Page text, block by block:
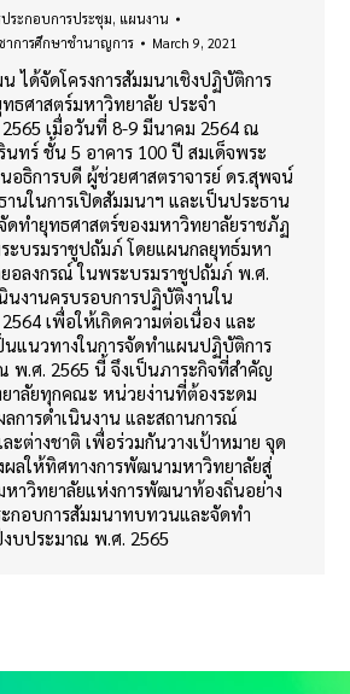
ประกอบการประชุม, แผนงาน
การศึกษาชำนาญการ March 9, 2021
ได้จัดโครงการสัมมนาเชิงปฏิบัติการ
ศาสตร์มหาวิทยาลัย ประจำ
เมื่อวันที่ 8-9 มีนาคม 2564 ณ
ทร์ ชั้น 5 อาคาร 100 ปี สมเด็จพระ
อธิการบดี ผู้ช่วยศาสตราจารย์ ดร.สุพจน์
นในการเปิดสัมมนาฯ และเป็นประธาน
ทำยุทธศาสตร์ของมหาวิทยาลัยราชภัฏ
ะบรมราชูปถัมภ์ โดยแผนกลยุทธ์มหา
อลงกรณ์ ในพระบรมราชูปถัมภ์ พ.ศ.
นงานครบรอบการปฏิบัติงานใน
เพื่อให้เกิดความต่อเนื่อง และ
นแนวทางในการจัดทำแผนปฏิบัติการ
พ.ศ. 2565 นี้ จึงเป็นภาระกิจที่สำคัญ
ยาลัยทุกคณะ หน่วยง่านที่ต้องระดม
การดำเนินงาน และสถานการณ์
ะต่างชาติ เพื่อร่วมกันวางเป้าหมาย จุด
ผลให้ทิศทางการพัฒนามหาวิทยาลัยสู่
หาวิทยาลัยแห่งการพัฒนาท้องถิ่นอย่าง
กอบการสัมมนาทบทวนและจัดทำ
บประมาณ พ.ศ. 2565